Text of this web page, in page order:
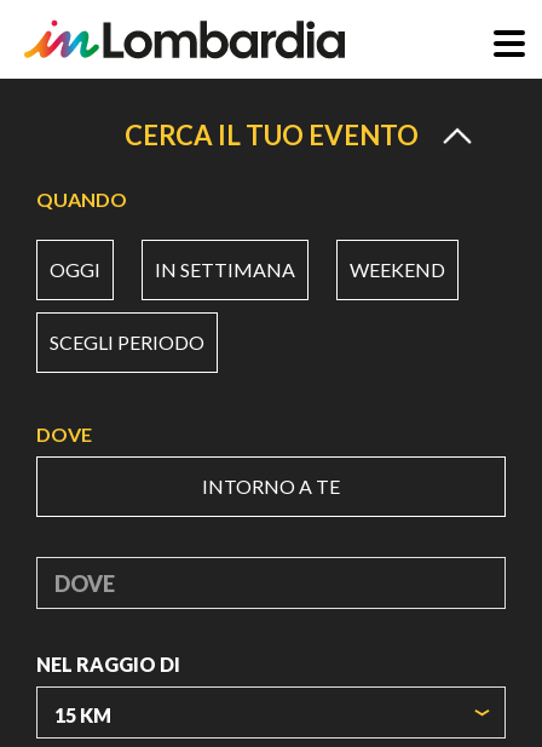
principale
CERCA IL TUO EVENTO
QUANDO
OGGI IN SETTIMANA WEEKEND
SCEGLI PERIODO
DOVE
INTORNO A TE
DOVE
NEL RAGGIO DI